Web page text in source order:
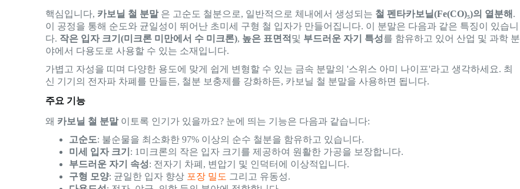
핵심입니다, 카보닐 철 분말은 고순도 철분으로, 일반적으로 체내에서 생성되는 철 펜타카보닐(Fe(CO)₅)의 열분해 .
이 공정을 통해 순도와 균일성이 뛰어난 초미세 구형 철 입자가 만들어집니다. 이 분말은 다음과 같은 특징이 있습니
다. 작은 입자 크기(미크론 미만에서 수 미크론), 높은 표면적 및 부드러운 자기 특성를 함유하고 있어 산업 및 과학 분
야에서 다용도로 사용할 수 있는 소재입니다.
가볍고 자성을 띠며 다양한 용도에 맞게 쉽게 변형할 수 있는 금속 분말의 '스위스 아미 나이프'라고 생각하세요. 최
신 기기의 전자파 차폐를 만들든, 철분 보충제를 강화하든, 카보닐 철 분말을 사용하면 됩니다.
주요 기능
왜 카보닐 철 분말이토록 인기가 있을까요? 눈에 띄는 기능은 다음과 같습니다:
고순도: 불순물을 최소화한 97% 이상의 순수 철분을 함유하고 있습니다.
미세 입자 크기 : 1미크론의 작은 입자 크기를 제공하여 원활한 가공을 보장합니다.
부드러운 자기 속성: 전자기 차폐, 변압기 및 인덕터에 이상적입니다.
구형 모양: 균일한 입자 향상 포장 밀도 그리고 유동성.